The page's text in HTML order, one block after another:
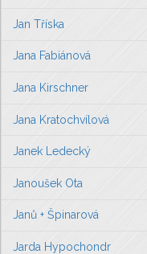
Jan Tříska
Jana Fabiánová
Jana Kirschner
Jana Kratochvílová
Janek Ledecký
Janoušek Ota
Janů + Špinarová
Jarda Hypochondr